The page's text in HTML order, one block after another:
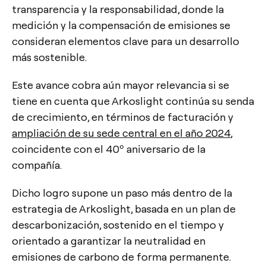
transparencia y la responsabilidad, donde la
medición y la compensación de emisiones se
consideran elementos clave para un desarrollo
más sostenible.
Este avance cobra aún mayor relevancia si se
tiene en cuenta que Arkoslight continúa su senda
de crecimiento, en términos de facturación y
ampliación de su sede central en el año 2024
coincidente con el 40º aniversario de la
compañía.
Dicho logro supone un paso más dentro de la
estrategia de Arkoslight, basada en un plan de
descarbonización, sostenido en el tiempo y
orientado a garantizar la neutralidad en
emisiones de carbono de forma permanente.